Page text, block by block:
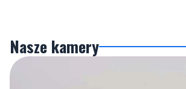
Nasze kamery